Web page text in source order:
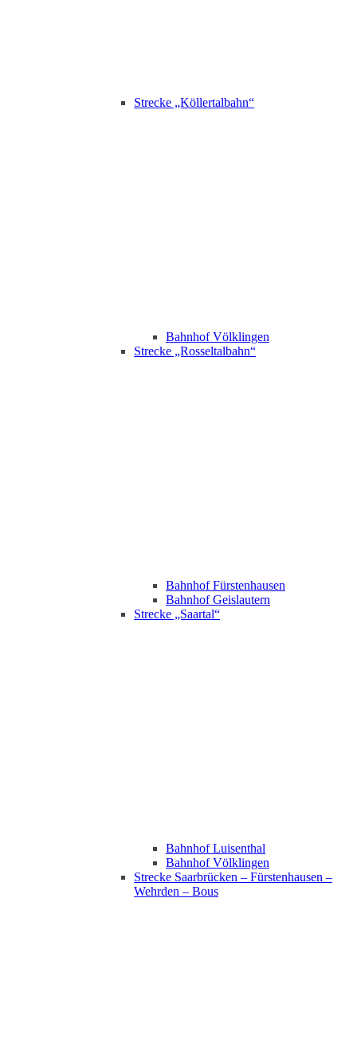
Strecke „Köllertalbahn“
Bahnhof Völklingen
Strecke „Rosseltalbahn“
Bahnhof Fürstenhausen
Bahnhof Geislautern
Strecke „Saartal“
Bahnhof Luisenthal
Bahnhof Völklingen
Strecke Saarbrücken – Fürstenhausen –
Wehrden – Bous